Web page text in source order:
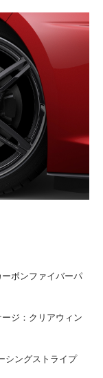
ボンファイバーパ
ジ：クリアウィン
シングストライプ